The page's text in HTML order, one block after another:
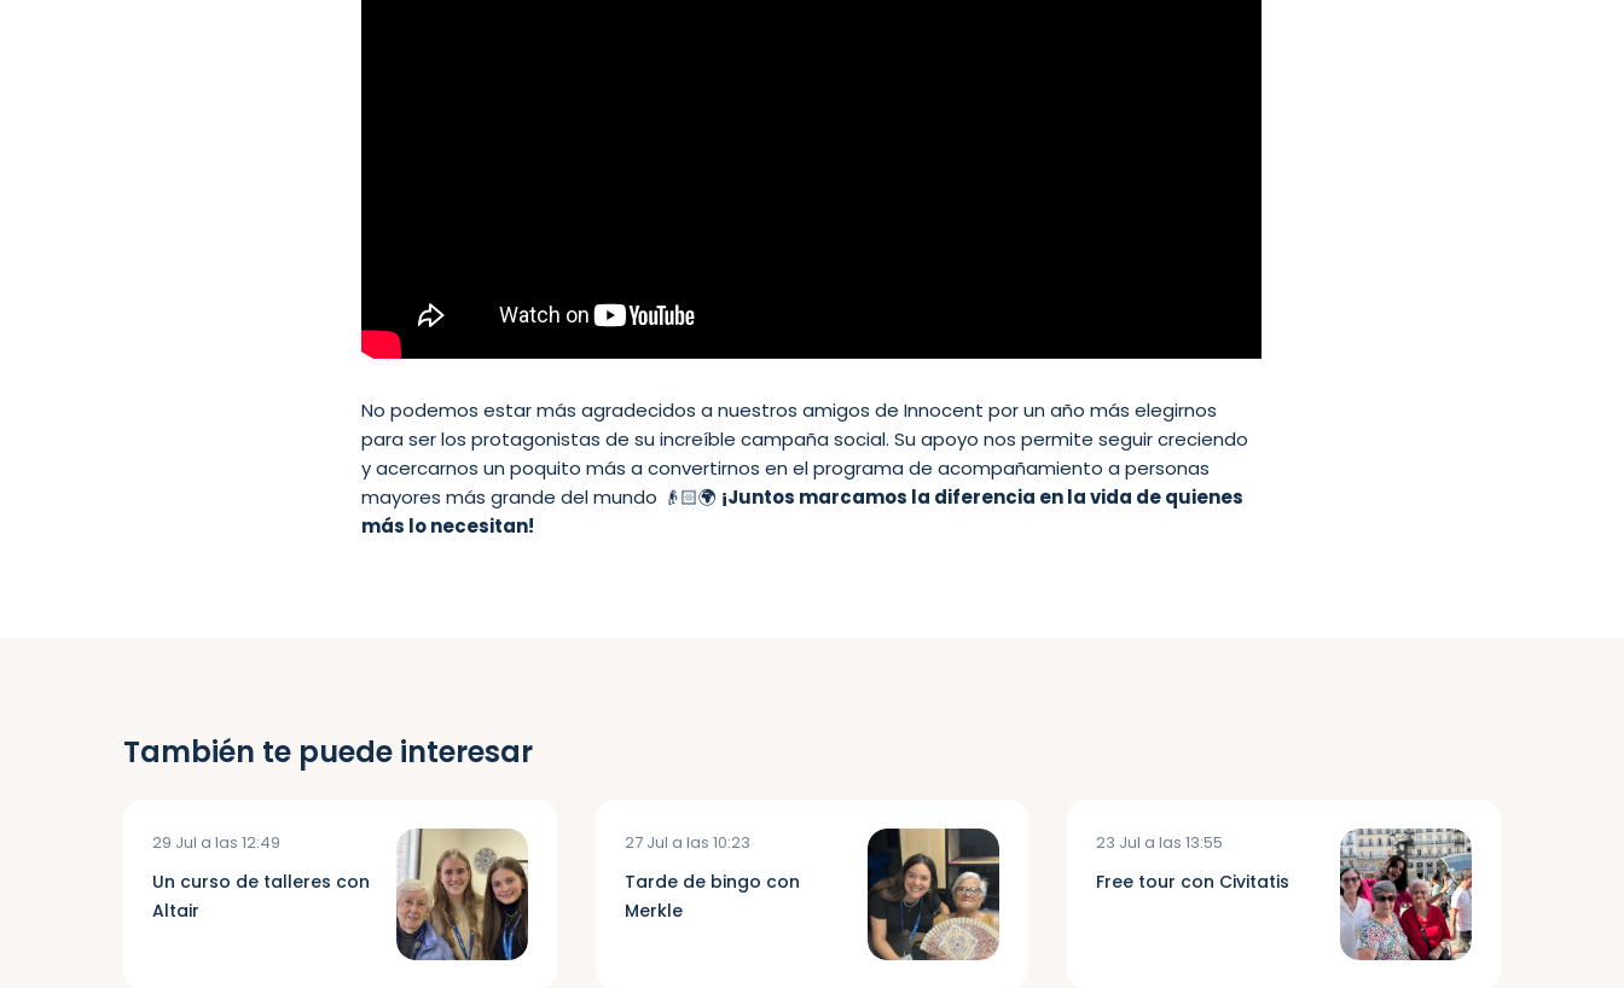
No podemos estar más agradecidos a nuestros amigos de Innocent por un año más elegirnos
para ser los protagonistas de su increíble campaña social. Su apoyo nos permite seguir creciendo
y acercarnos un poquito más a convertirnos en el programa de acompañamiento a personas
mayores más grande del mundo 👴🏻🌍 ¡Juntos marcamos la diferencia en la vida de quienes
más lo necesitan!
También te puede interesar
29 Jul a las 12:49
Un curso de talleres con
Altair
27 Jul a las 10:23
Tarde de bingo con
Merkle
23 Jul a las 13:55
Free tour con Civitatis